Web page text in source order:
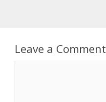
Leave a Comment